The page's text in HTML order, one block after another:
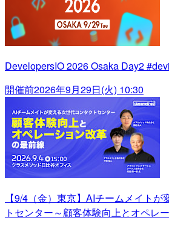
DevelopersIO 2026 Osaka Day2
開催前2026年9月29日(火) 10:30
【9/4（金）東京】AIチームメイト
トセンター～顧客体験向上とオペレ